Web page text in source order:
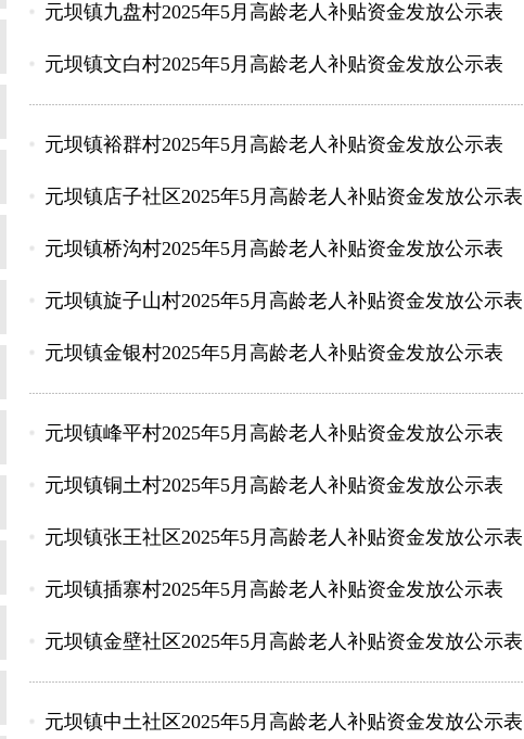
元坝镇九盘村2025年5月高龄老人补贴资金发放公示表
元坝镇文白村2025年5月高龄老人补贴资金发放公示表
元坝镇裕群村2025年5月高龄老人补贴资金发放公示表
元坝镇店子社区2025年5月高龄老人补贴资金发放公示表
元坝镇桥沟村2025年5月高龄老人补贴资金发放公示表
元坝镇旋子山村2025年5月高龄老人补贴资金发放公示表
元坝镇金银村2025年5月高龄老人补贴资金发放公示表
元坝镇峰平村2025年5月高龄老人补贴资金发放公示表
元坝镇铜土村2025年5月高龄老人补贴资金发放公示表
元坝镇张王社区2025年5月高龄老人补贴资金发放公示表
元坝镇插寨村2025年5月高龄老人补贴资金发放公示表
元坝镇金壁社区2025年5月高龄老人补贴资金发放公示表
元坝镇中土社区2025年5月高龄老人补贴资金发放公示表